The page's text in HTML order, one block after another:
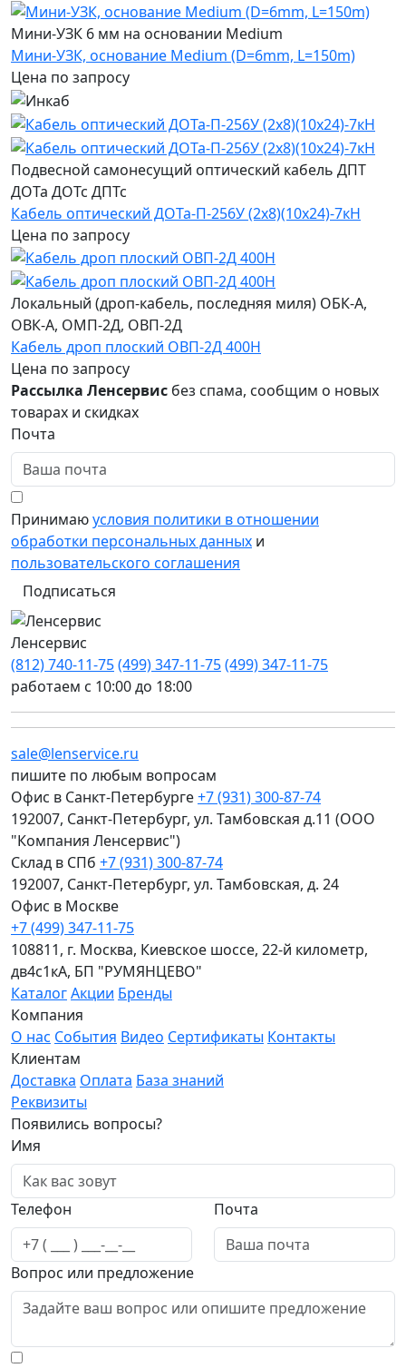
Мини-УЗК 6 мм на основании Medium
Мини-УЗК, основание Medium (D=6mm, L=150m)
Цена по запросу
Подвесной самонесущий оптический кабель ДПТ
ДОТа ДОТс ДПТс
Кабель оптический ДОТа-П-256У (2х8)(10х24)-7кН
Цена по запросу
Локальный (дроп-кабель, последняя миля) ОБК-А,
ОВК-А, ОМП-2Д, ОВП-2Д
Кабель дроп плоский ОВП-2Д 400Н
Цена по запросу
Рассылка Ленсервис без спама, сообщим о новых
товарах и скидках
Почта
Принимаюусловия политики в отношении
обработки персональных данных и
пользовательского соглашения
Подписаться
Ленсервис
(812) 740-11-75(499) 347-11-75(499) 347-11-75
работаем с 10:00 до 18:00
sale@lenservice.ru
пишите по любым вопросам
Офис в Санкт-Петербурге+7 (931) 300-87-74
192007, Санкт-Петербург, ул. Тамбовская д.11 (ООО
"Компания Ленсервис")
Склад в СПб +7 (931) 300-87-74
192007, Санкт-Петербург, ул. Тамбовская, д. 24
Офис в Москве
+7 (499) 347-11-75
108811, г. Москва, Киевское шоссе, 22-й километр,
дв4с1кА, БП "РУМЯНЦЕВО"
КаталогАкции Бренды
Компания
О нас События Видео Сертификаты Контакты
Клиентам
Доставка Оплата База знаний
Реквизиты
Появились вопросы?
Имя
Телефон Почта
Вопрос или предложение